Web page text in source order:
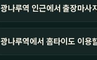
광나루역 인근에서 출장마사
광나루역에서 홈타이도 이용